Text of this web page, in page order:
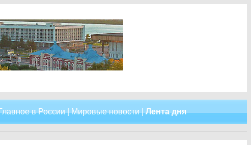
в России|Мировые новости|Лента дня